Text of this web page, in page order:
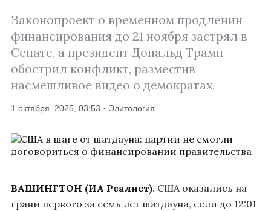
Законопроект о временном продлении
финансирования до 21 ноября застрял в
Сенате, а президент Дональд Трамп
обострил конфликт, разместив
насмешливое видео о демократах.
1 октября, 2025, 03:53 · Элитология
ВАШИНГТОН (ИА Реалист). США оказались на
грани первого за семь лет шатдауна, если до 12:01